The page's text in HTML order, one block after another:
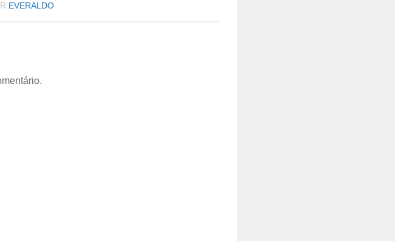
EVERALDO